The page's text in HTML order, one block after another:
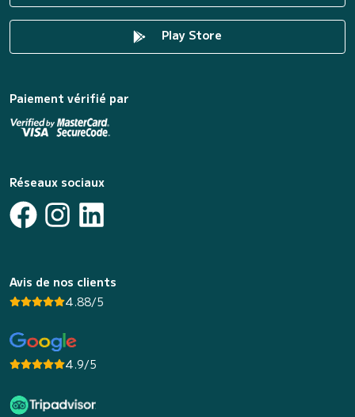
Play Store
Paiement vérifié par
Réseaux sociaux
Avis de nos clients
4.88/5
4.9/5